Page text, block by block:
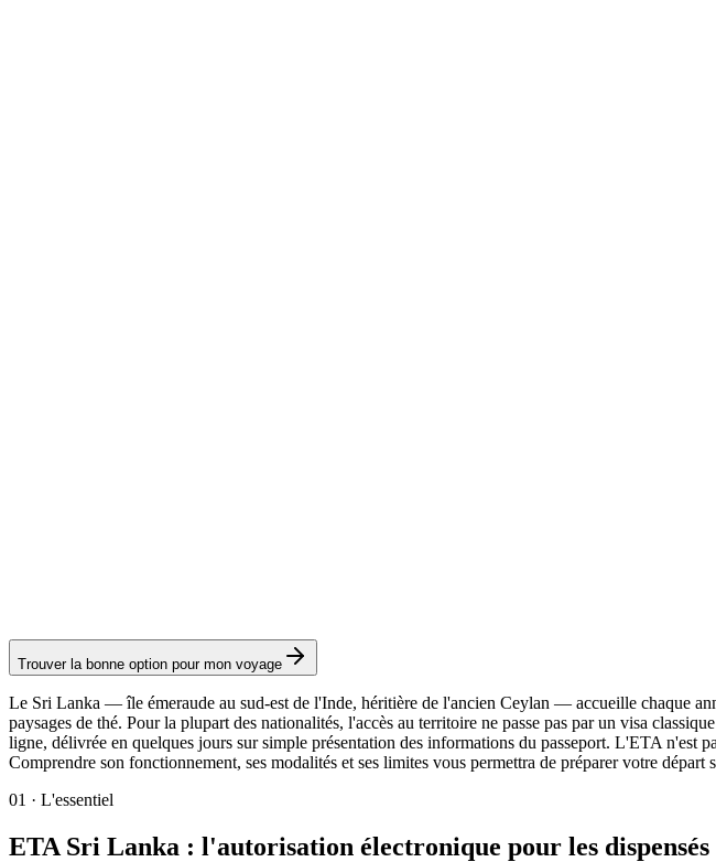
Trouver la bonne option pour mon voyage
Le Sri Lanka — île émeraude au sud-est de l'Inde, héritière de l'ancien Ceylan — accueille chaque
paysages de thé. Pour la plupart des nationalités, l'accès au territoire ne passe pas par un visa
ligne, délivrée en quelques jours sur simple présentation des informations du passeport. L'ETA n'est
Comprendre son fonctionnement, ses modalités et ses limites vous permettra de préparer votre départ
01 · L'essentiel
ETA Sri Lanka : l'autorisation électronique pour les dispensés